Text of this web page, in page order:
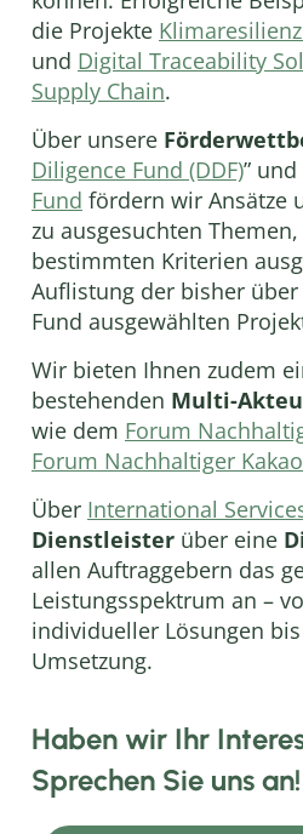
die Projekte
und Digital Traceability
Supply Chain.
Über unsere
Diligence Fund (DDF)” und
Fund fördern wir Ansätze
zu ausgesuchten
bestimmten Kriterien
Auflistung der bisher
Fund ausgewählten
Wir bieten Ihnen zudem
bestehenden Multi-
wie dem Forum
Forum Nachhaltiger Kakao
Über International
Dienstleister über eine
allen Auftraggebern das
Leistungsspektrum an –
individueller Lösungen
Umsetzung.
Haben wir Ihr
Sprechen Sie uns an!